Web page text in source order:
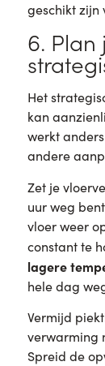
geschikt zijn
6.
Het
kan
werkt
andere
Zet je
uur weg
vloer weer
constant te
lagere
hele dag
Vermijd
verwarming
Spreid de